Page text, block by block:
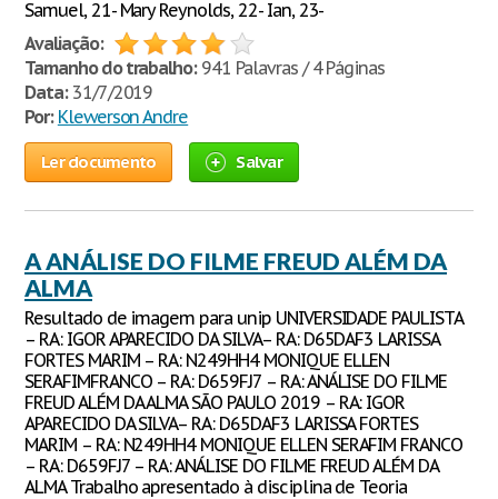
Samuel, 21- Mary Reynolds, 22- Ian, 23-
Avaliação:
Tamanho do trabalho:941 Palavras / 4 Páginas
Data:31/7/2019
Por: Klewerson Andre
Ler documento Salvar
A ANÁLISE DO FILME FREUD ALÉM DA
ALMA
Resultado de imagem para unip UNIVERSIDADE PAULISTA
– RA: IGOR APARECIDO DA SILVA– RA: D65DAF3 LARISSA
FORTES MARIM – RA: N249HH4 MONIQUE ELLEN
SERAFIMFRANCO – RA: D659FJ7 – RA: ANÁLISE DO FILME
FREUD ALÉM DA ALMA SÃO PAULO 2019 – RA: IGOR
APARECIDO DA SILVA– RA: D65DAF3 LARISSA FORTES
MARIM – RA: N249HH4 MONIQUE ELLEN SERAFIM FRANCO
– RA: D659FJ7 – RA: ANÁLISE DO FILME FREUD ALÉM DA
ALMA Trabalho apresentado à disciplina de Teoria